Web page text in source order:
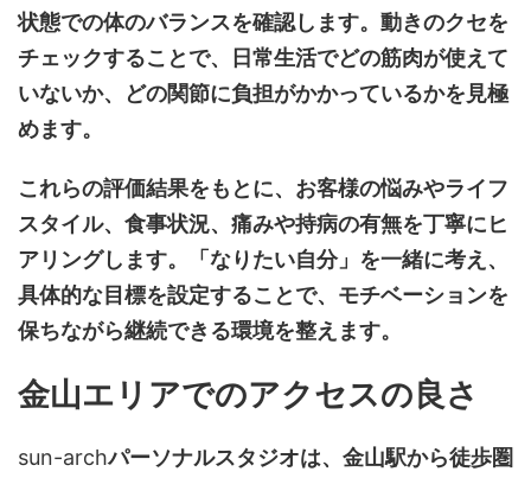
状態での体のバランスを確認します。動きのクセを
チェックすることで、日常生活でどの筋肉が使えて
いないか、どの関節に負担がかかっているかを見極
めます。
これらの評価結果をもとに、お客様の悩みやライフ
スタイル、食事状況、痛みや持病の有無を丁寧にヒ
アリングします。「なりたい自分」を一緒に考え、
具体的な目標を設定することで、モチベーションを
保ちながら継続できる環境を整えます。
金山エリアでのアクセスの良さ
sun-archパーソナルスタジオは、金山駅から徒歩圏